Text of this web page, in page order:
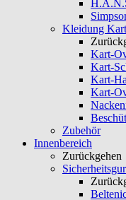
Kleidung
Kart-
Kart-
Kart-
Kart-
Zubehör
Innenbereich
Zurückgehen